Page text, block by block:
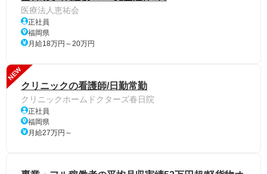
医療法人恵祐会
正社員
福岡県
月給18万円～20万円
NEW
クリニックの看護師/日勤常勤
クリニックホームドクターズ春日院
正社員
福岡県
月給27万円～